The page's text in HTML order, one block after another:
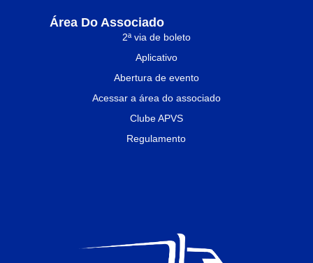
Área Do Associado
2ª via de boleto
Aplicativo
Abertura de evento
Acessar a área do associado
Clube APVS
Regulamento